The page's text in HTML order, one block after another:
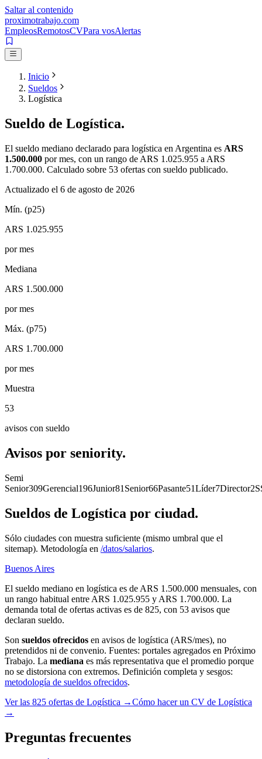
Saltar al contenido
proximotrabajo.com
EmpleosRemotosCVPara vosAlertas
Inicio
Sueldos
Logística
Sueldo de Logística.
El sueldo mediano declarado para logística en Argentina es ARS
1.500.000 por mes, con un rango de ARS 1.025.955 a ARS
1.700.000. Calculado sobre 53 ofertas con sueldo publicado.
Actualizado el 6 de agosto de 2026
Mín. (p25)
ARS 1.025.955
por mes
Mediana
ARS 1.500.000
por mes
Máx. (p75)
ARS 1.700.000
por mes
Muestra
53
avisos con sueldo
Avisos por seniority.
Semi
Senior309Gerencial196Junior81 Senior66Pasante51Líder7Director2
Sueldos de Logística por ciudad.
Sólo ciudades con muestra suficiente (mismo umbral que el
sitemap). Metodología en /datos/salarios.
Buenos Aires
El sueldo mediano en logística es de ARS 1.500.000 mensuales, con
un rango habitual entre ARS 1.025.955 y ARS 1.700.000. La
demanda total de ofertas activas es de 825, con 53 avisos que
declaran sueldo.
Son sueldos ofrecidos en avisos de logística (ARS/mes), no
pretendidos ni de convenio. Fuentes: portales agregados en Próximo
Trabajo. La mediana es más representativa que el promedio porque
no se distorsiona con extremos. Definición completa y sesgos:
metodología de sueldos ofrecidos.
Ver las 825 ofertas de Logística →Cómo hacer un CV de Logística
→
Preguntas frecuentes